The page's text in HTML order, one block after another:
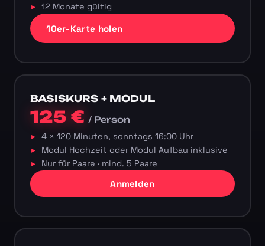
12 Monate gültig
10er-Karte holen
BASISKURS + MODUL
125 €/ Person
4 × 120 Minuten, sonntags 16:00 Uhr
Modul Hochzeit oder Modul Aufbau inklusive
Nur für Paare · mind. 5 Paare
Anmelden